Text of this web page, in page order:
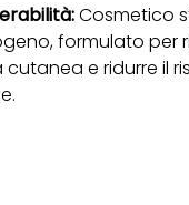
Cosmetico
formulato per
cutanea e ridurre il